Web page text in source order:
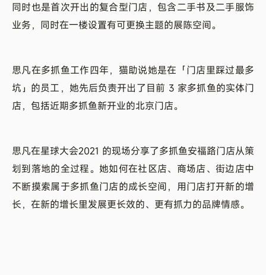
同时也是首次开出的复合型门店，包含二手书及二手服饰
业务，同时在一楼设置有可更换主题的展陈空间。
思凡在多抓鱼工作四年，猫助说她是在「门店里踩过最多
坑」的员工，她先后负责开出了目前 3 家多抓鱼的实体门
店，包括近期多抓鱼新开业的北京门店。
思凡在星球大会2021 的现场分享了多抓鱼安福路门店从策
划到落地的全过程。她如何在社区店、商场店、街边店中
不断摸索属于多抓鱼门店的成长空间，用门店打开新的增
长，在新的增长里发展更长效的、更有抓力的品牌情感。